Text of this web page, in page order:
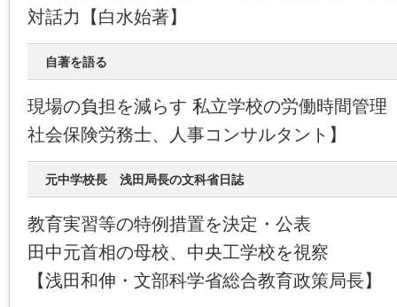
対話力【白水始著】
自著を語る
現場の負担を減らす 私立学校の労働時間管理
社会保険労務士、人事コンサルタント】
元中学校長 浅田局長の文科省日誌
教育実習等の特例措置を決定・公表
田中元首相の母校、中央工学校を視察
【浅田和伸・文部科学省総合教育政策局長】